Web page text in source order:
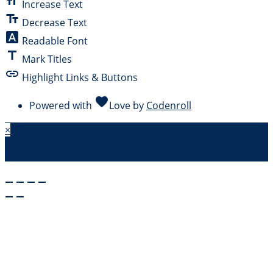
Increase Text
text_fields Decrease Text
font_download Readable Font
title Mark Titles
link Highlight Links & Buttons
Powered with favoriteLove by Codenroll
×